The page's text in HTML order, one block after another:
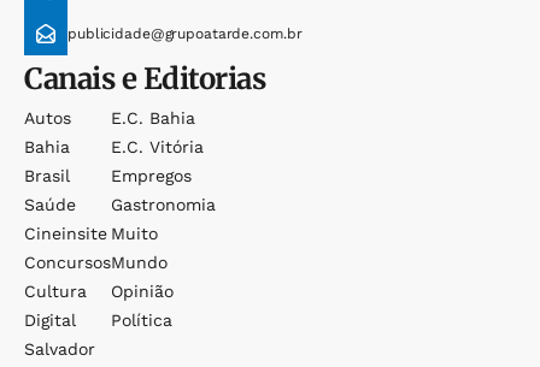
publicidade@grupoatarde.com.br
Canais e Editorias
Autos
Bahia
Brasil
Saúde
Cineinsite
Concursos
Cultura
Digital
Salvador
E.c. Bahia
E.c. Vitória
Empregos
Gastronomia
Muito
Mundo
Opinião
Política